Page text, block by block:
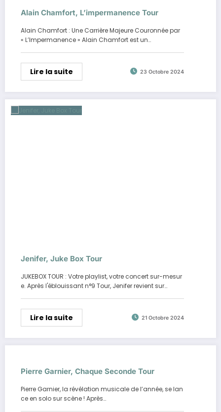
Alain Chamfort, L’impermanence Tour
Alain Chamfort : Une Carrière Majeure Couronnée par
« L’Impermanence » Alain Chamfort est un…
Lire la suite 23 Octobre 2024
Jenifer, Juke Box Tour
JUKEBOX TOUR : Votre playlist, votre concert sur-mesur
e. Après l'éblouissant n°9 Tour, Jenifer revient sur…
Lire la suite 21 Octobre 2024
Pierre Garnier, Chaque Seconde Tour
Pierre Garnier, la révélation musicale de l’année, se lan
ce en solo sur scène ! Après…